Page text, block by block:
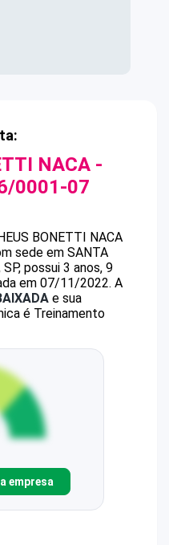
NACA -
0001-07
BONETTI NACA
sede em SANTA
SP, possui 3 anos, 9
em 07/11/2022. A
e sua
é Treinamento
empresa